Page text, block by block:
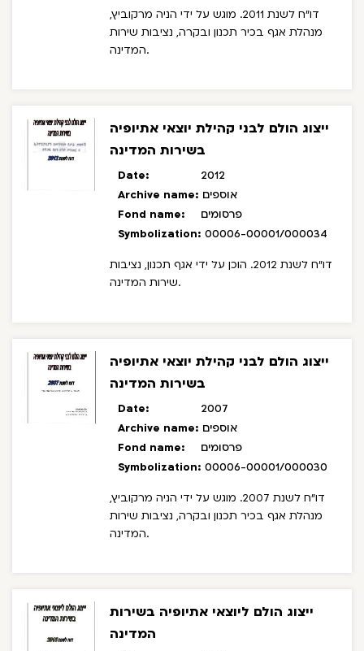
דו"ח לשנת 2011. מוגש על ידי הניה מרקוביץ,
מנהלת אגף בכיר תכנון ובקרה, נציבות שירות
המדינה.
ייצוג הולם לבני קהילת יוצאי אתיופיה
בשירות המדינה
Date:
2012
Archive name: אוספים
Fond name:
פרסומים
Symbolization: 00006-00001/000034
דו"ח לשנת 2012. הוכן על ידי אגף תכנון, נציבות
שירות המדינה.
ייצוג הולם לבני קהילת יוצאי אתיופיה
בשירות המדינה
Date:
2007
Archive name: אוספים
Fond name:
פרסומים
Symbolization: 00006-00001/000030
דו"ח לשנת 2007. מוגש על ידי הניה מרקוביץ,
מנהלת אגף בכיר תכנון ובקרה, נציבות שירות
המדינה.
ייצוג הולם ליוצאי אתיופיה בשירות
המדינה